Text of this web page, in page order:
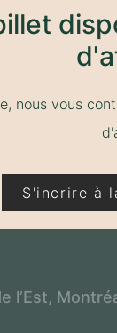
nous vous
d'
S'incrire à
l’Est,